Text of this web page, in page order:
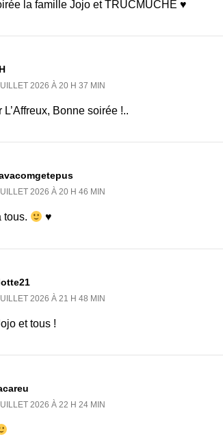
la famille Jojo et TRUCMUCHE ♥
2026 À 20 H 37 MIN
Bonne soirée !..
2026 À 20 H 46 MIN
tous. ♥
2026 À 21 H 48 MIN
et tous !
2026 À 22 H 24 MIN